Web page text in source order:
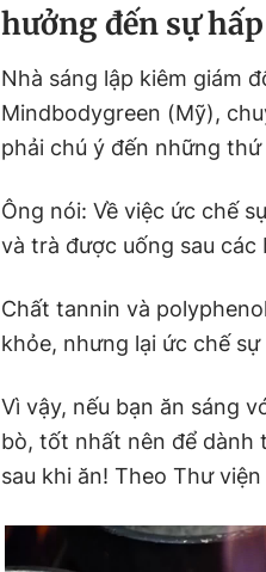
hưởng đến sự
Nhà sáng lập kiêm giám
Mindbodygreen (Mỹ),
phải chú ý đến những
Ông nói: Về việc ức chế
và trà được uống sau
Chất tannin và
khỏe, nhưng lại ức chế
Vì vậy, nếu bạn ăn sáng
bò, tốt nhất nên để dành
sau khi ăn! Theo Thư